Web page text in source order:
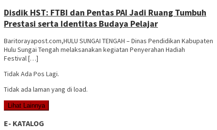
Disdik HST: FTBI dan Pentas PAI Jadi Ruang Tumbuh
Prestasi serta Identitas Budaya Pelajar
Baritorayapost.com,HULU SUNGAI TENGAH – Dinas Pendidikan Kabupaten
Hulu Sungai Tengah melaksanakan kegiatan Penyerahan Hadiah
Festival […]
Tidak Ada Pos Lagi.
Tidak ada laman yang di load.
Lihat Lainnya
E- KATALOG